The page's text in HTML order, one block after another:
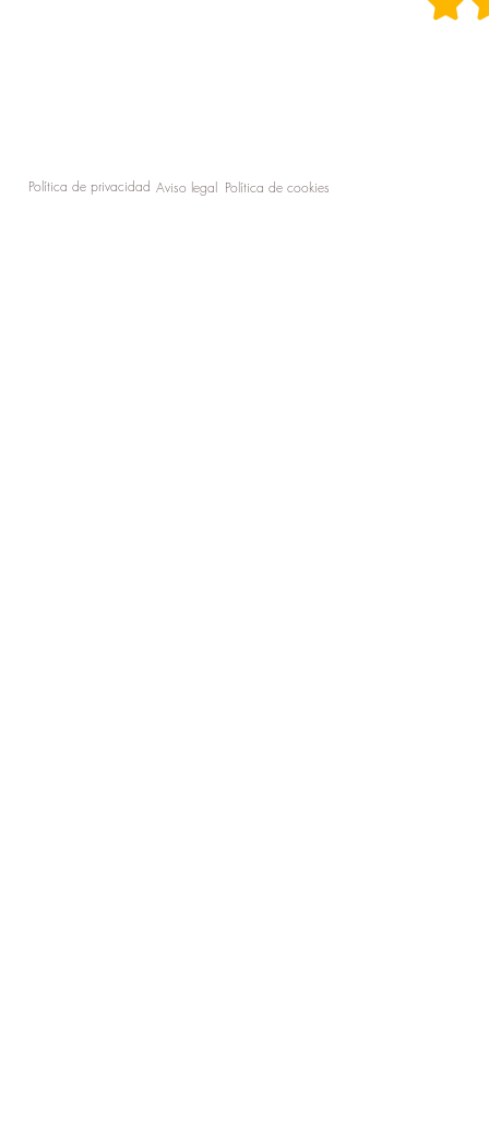
Política de privacidad Aviso legal Política de cookies